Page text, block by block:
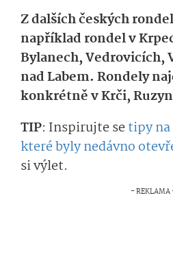
Z dalších českých
například rondel v
Bylanech, Vedrovicích,
nad Labem. Rondely
konkrétně v Krči,
TIP: Inspirujte setipy
které byly nedávno
si výlet.